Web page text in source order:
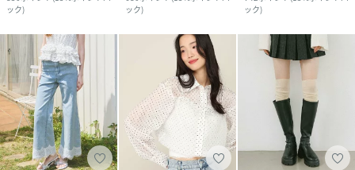
ック)
ック)
ック)